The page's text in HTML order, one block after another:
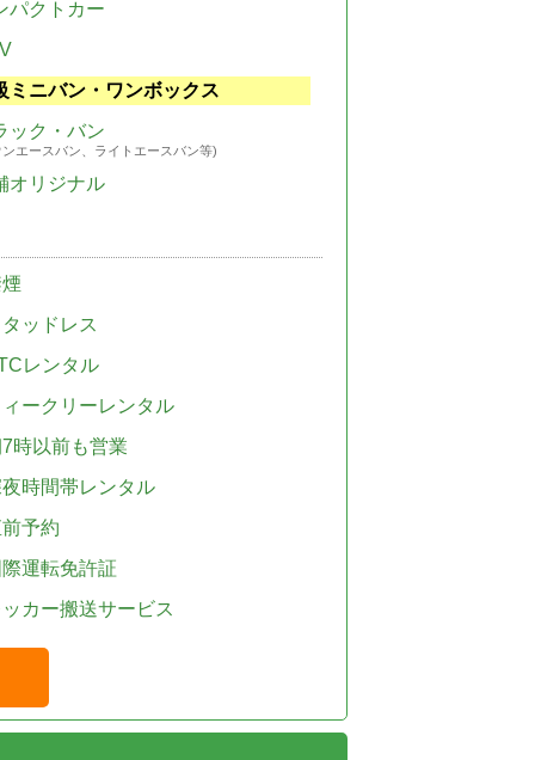
パクトカー
ミニバン・ワンボックス
ック・バン
エースバン、ライトエースバン等)
オリジナル
ッドレス
レンタル
ークリーレンタル
時以前も営業
時間帯レンタル
予約
運転免許証
カー搬送サービス